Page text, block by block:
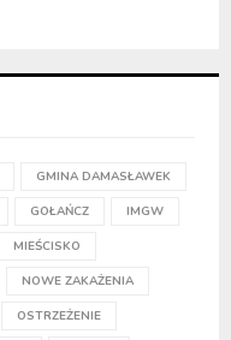
GMINA DAMASŁAWEK
GOŁAŃCZ IMGW
MIEŚCISKO
NOWE ZAKAŻENIA
OSTRZEŻENIE